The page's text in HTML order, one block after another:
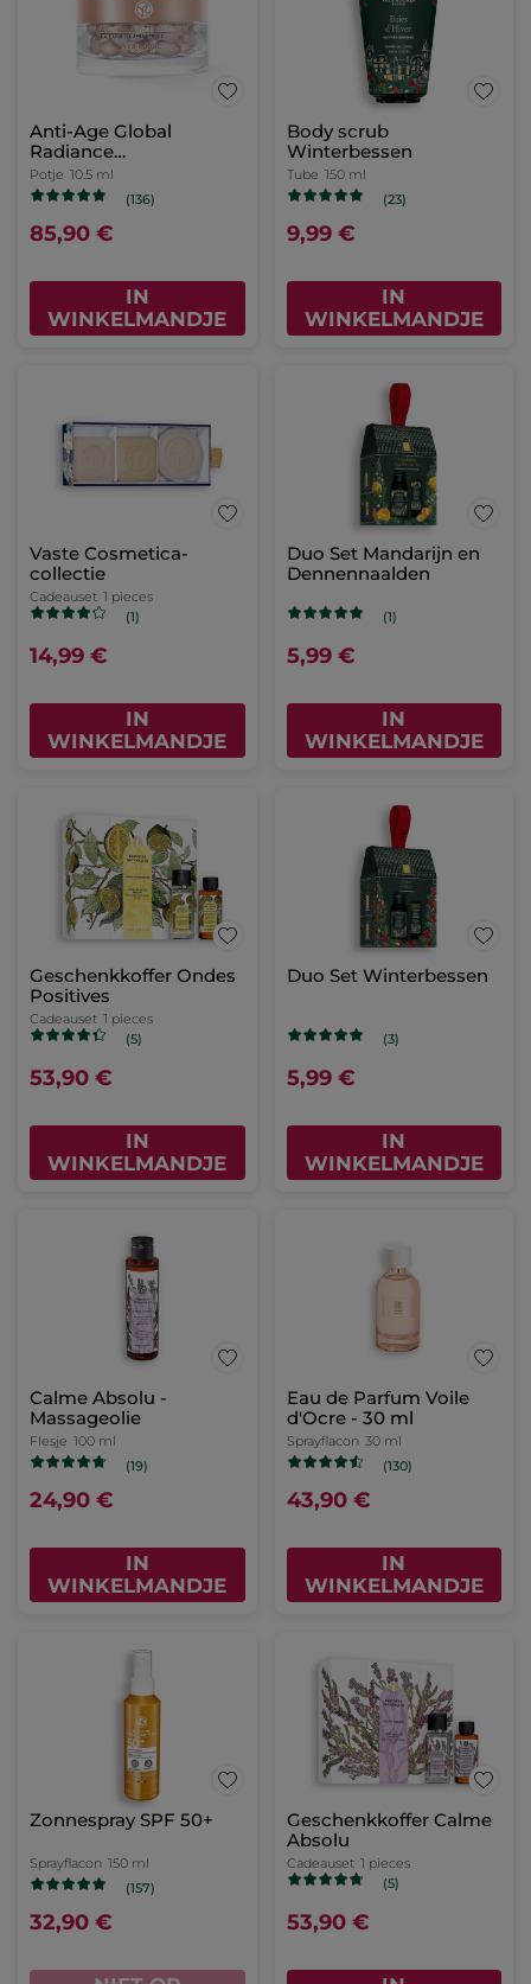
Anti-Age Global
Radiance
Verhelderende Kuur
Potje 10.5 ml
(136)
85,90 €
IN
WINKELMANDJE
Body scrub
Winterbessen
Tube 150 ml
(23)
9,99 €
IN
WINKELMANDJE
Vaste Cosmetica-
collectie
Cadeauset 1 pieces
(1)
14,99 €
IN
WINKELMANDJE
Duo Set Mandarijn en
Dennennaalden
(1)
5,99 €
IN
WINKELMANDJE
Geschenkkoffer Ondes
Positives
Cadeauset 1 pieces
(5)
53,90 €
IN
WINKELMANDJE
Duo Set Winterbessen
(3)
5,99 €
IN
WINKELMANDJE
Calme Absolu -
Massageolie
Flesje 100 ml
(19)
24,90 €
IN
WINKELMANDJE
Eau de Parfum Voile
d'Ocre - 30 ml
Sprayflacon 30 ml
(130)
43,90 €
IN
WINKELMANDJE
Zonnespray SPF 50+
Sprayflacon 150 ml
(157)
32,90 €
Geschenkkoffer Calme
Absolu
Cadeauset 1 pieces
(5)
53,90 €